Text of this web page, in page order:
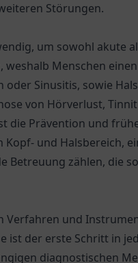
Störungen.
um sowohl akute
Menschen
Sinusitis, sowie
von Hörverlust,
die Prävention und
und Halsbereich,
Betreuung zählen, die
Verfahren und
ist der erste Schritt in
diagnostischen